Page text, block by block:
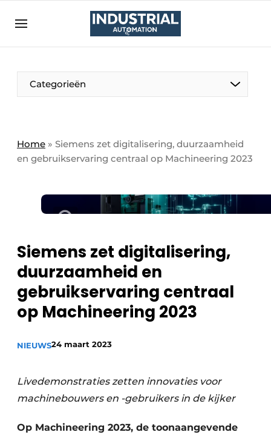
Aanmelden
Bedrijven
Bedrijven
Direct contact
Eigen content aanleveren
Privacy / Cookie statement
Vacature aanmelden
Video’s
Categorieën
Home » Siemens zet digitalisering, duurzaamheid
en gebruikservaring centraal op Machineering 2023
Siemens zet digitalisering,
duurzaamheid en
gebruikservaring centraal
op Machineering 2023
NIEUWS24 maart 2023
Livedemonstraties zetten innovaties voor
machinebouwers en -gebruikers in de kijker
Op Machineering 2023, de toonaangevende